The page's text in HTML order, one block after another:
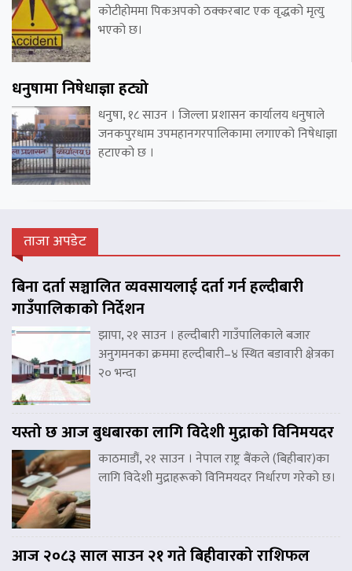
कोटीहोममा पिकअपको ठक्करबाट एक वृद्धको मृत्यु
भएको छ।
धनुषामा निषेधाज्ञा हट्यो
धनुषा, १८ साउन । जिल्ला प्रशासन कार्यालय धनुषाले
जनकपुरधाम उपमहानगरपालिकामा लगाएको निषेधाज्ञा
हटाएको छ ।
ताजा अपडेट
बिना दर्ता सञ्चालित व्यवसायलाई दर्ता गर्न हल्दीबारी
गाउँपालिकाको निर्देशन
झापा, २१ साउन । हल्दीबारी गाउँपालिकाले बजार
अनुगमनका क्रममा हल्दीबारी–४ स्थित बडावारी क्षेत्रका
२० भन्दा
यस्तो छ आज बुधबारका लागि विदेशी मुद्राको विनिमयदर
काठमाडौं, २१ साउन । नेपाल राष्ट्र बैंकले (बिहीबार)का
लागि विदेशी मुद्राहरूको विनिमयदर निर्धारण गरेको छ।
आज २०८३ साल साउन २१ गते बिहीवारको राशिफल